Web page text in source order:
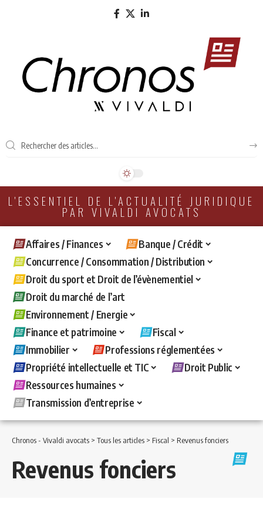
L'ESSENTIEL DE L'ACTUALITÉ JURIDIQUE
PAR VIVALDI AVOCATS
Affaires / Finances
Banque / Crédit
Concurrence / Consommation / Distribution
Droit du sport et Droit de l’évènementiel
Droit du marché de l’art
Environnement / Energie
Finance et patrimoine
Fiscal
Immobilier
Professions réglementées
Propriété intellectuelle et TIC
Droit Public
Ressources humaines
Transmission d’entreprise
Chronos - Vivaldi avocats > Tous les articles > Fiscal > Revenus fonciers
Revenus fonciers